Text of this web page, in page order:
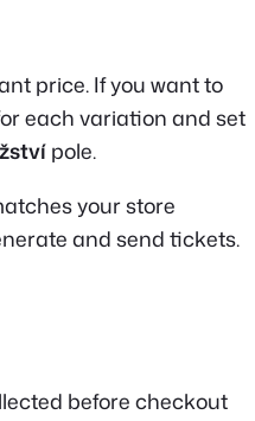
price. If you want to
each variation and set
pole.
your store
and send tickets.
before checkout